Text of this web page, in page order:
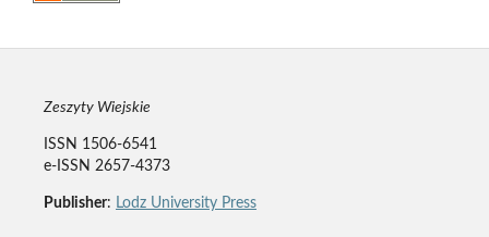
Zeszyty Wiejskie
ISSN 1506-6541
e-ISSN 2657-4373
Publisher: Lodz University Press